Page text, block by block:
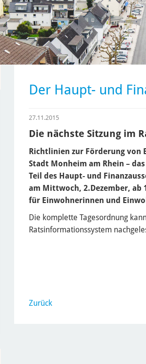
Der Haupt- und
27.11.2015
Die nächste Sitzung im
Richtlinien zur Förderung von
Stadt Monheim am Rhein –
Teil des Haupt- und
am Mittwoch, 2.Dezember, ab
für Einwohnerinnen und
Die komplette Tagesordnung
Ratsinformationssystem
Zurück